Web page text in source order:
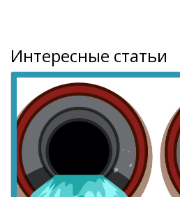
Интересные статьи